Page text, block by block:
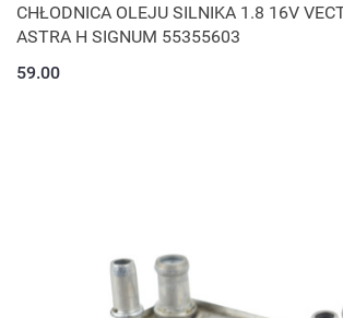
CHŁODNICA OLEJU SILNIKA 1.8 16V
ASTRA H SIGNUM 55355603
59.00